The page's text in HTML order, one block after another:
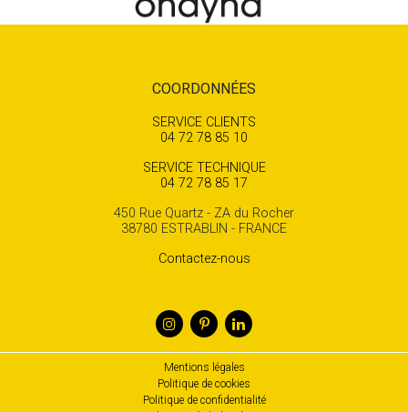
COORDONNÉES
SERVICE CLIENTS
04 72 78 85 10
SERVICE TECHNIQUE
04 72 78 85 17
450 Rue Quartz - ZA du Rocher
38780 ESTRABLIN - FRANCE
Contactez-nous
Mentions légales
Politique de cookies
Politique de confidentialité